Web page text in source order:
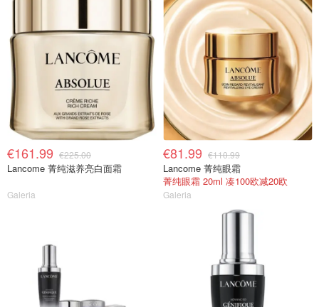
€161.99 €225.00
Lancome 菁纯滋养亮白面霜
Galeria
€81.99 €110.99
Lancome 菁纯眼霜
菁纯眼霜 20ml 凑100欧减20欧
Galeria